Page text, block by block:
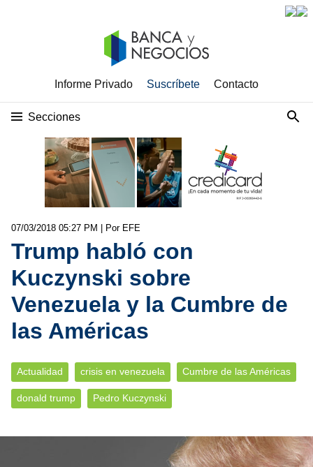
Informe Privado Suscríbete Contacto
Secciones
07/03/2018 05:27 PM | Por EFE
Trump habló con
Kuczynski sobre
Venezuela y la Cumbre de
las Américas
Actualidad crisis en venezuela Cumbre de las Américas
donald trump Pedro Kuczynski